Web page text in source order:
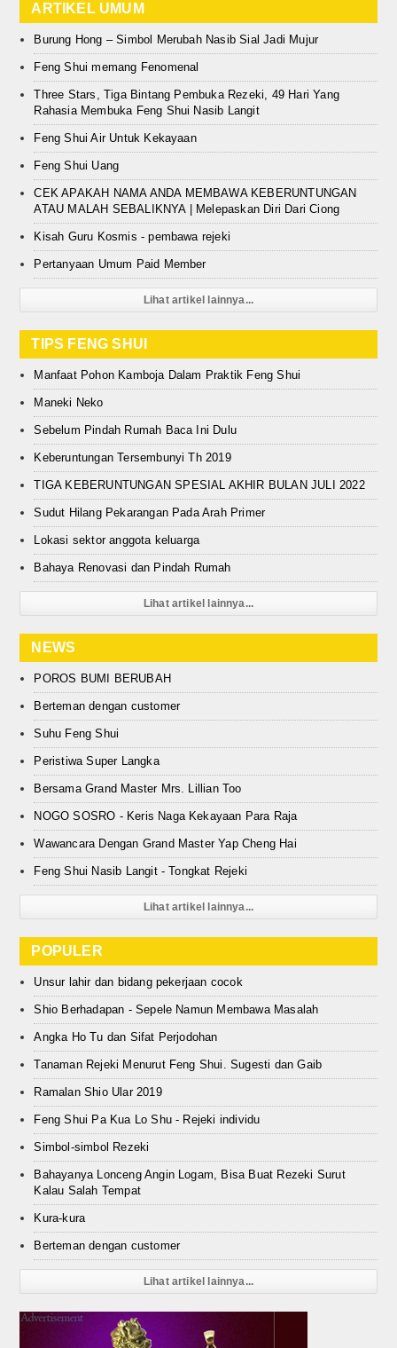
ARTIKEL UMUM
Burung Hong – Simbol Merubah Nasib Sial Jadi Mujur
Feng Shui memang Fenomenal
Three Stars, Tiga Bintang Pembuka Rezeki, 49 Hari Yang
Rahasia Membuka Feng Shui Nasib Langit
Feng Shui Air Untuk Kekayaan
Feng Shui Uang
CEK APAKAH NAMA ANDA MEMBAWA KEBERUNTUNGAN
ATAU MALAH SEBALIKNYA | Melepaskan Diri Dari Ciong
Kisah Guru Kosmis - pembawa rejeki
Pertanyaan Umum Paid Member
Lihat artikel lainnya...
TIPS FENG SHUI
Manfaat Pohon Kamboja Dalam Praktik Feng Shui
Maneki Neko
Sebelum Pindah Rumah Baca Ini Dulu
Keberuntungan Tersembunyi Th 2019
TIGA KEBERUNTUNGAN SPESIAL AKHIR BULAN JULI 2022
Sudut Hilang Pekarangan Pada Arah Primer
Lokasi sektor anggota keluarga
Bahaya Renovasi dan Pindah Rumah
Lihat artikel lainnya...
NEWS
POROS BUMI BERUBAH
Berteman dengan customer
Suhu Feng Shui
Peristiwa Super Langka
Bersama Grand Master Mrs. Lillian Too
NOGO SOSRO - Keris Naga Kekayaan Para Raja
Wawancara Dengan Grand Master Yap Cheng Hai
Feng Shui Nasib Langit - Tongkat Rejeki
Lihat artikel lainnya...
POPULER
Unsur lahir dan bidang pekerjaan cocok
Shio Berhadapan - Sepele Namun Membawa Masalah
Angka Ho Tu dan Sifat Perjodohan
Tanaman Rejeki Menurut Feng Shui. Sugesti dan Gaib
Ramalan Shio Ular 2019
Feng Shui Pa Kua Lo Shu - Rejeki individu
Simbol-simbol Rezeki
Bahayanya Lonceng Angin Logam, Bisa Buat Rezeki Surut
Kalau Salah Tempat
Kura-kura
Berteman dengan customer
Lihat artikel lainnya...